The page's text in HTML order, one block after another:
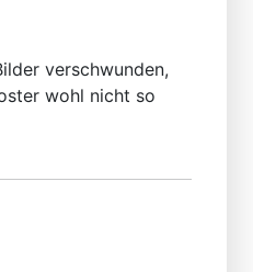
verschwunden,
wohl nicht so